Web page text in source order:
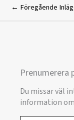
← Föregående
Prenumerera
Du missar väl
information